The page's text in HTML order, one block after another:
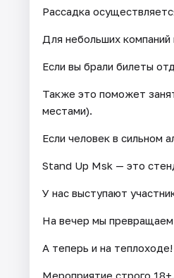
Рассадка
Для небольших
Если вы брали билеты
Также это поможет
местами).
Если человек в сильном
Stand Up Msk — это
У нас выступают
На вечер мы
А теперь и на теплоходе!